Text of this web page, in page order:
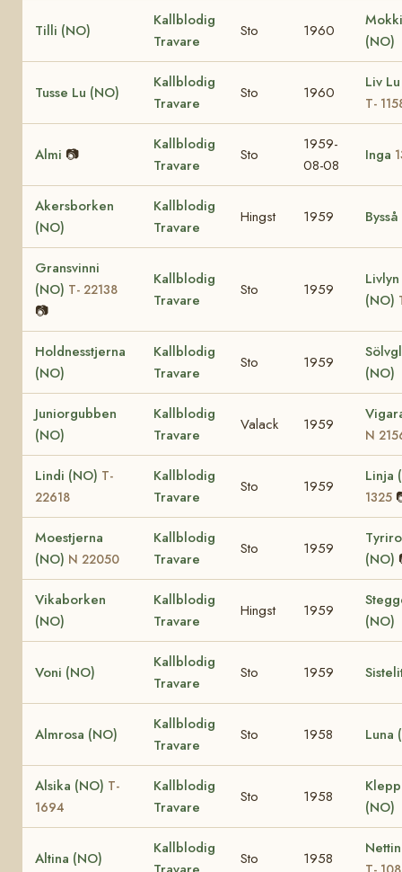
Tilli (NO)
Kallblodig
Travare
Sto 1960
(NO)
Tusse Lu (NO)
Kallblodig
Travare
Sto 1960
Liv
T-
Almi 📷
Kallblodig
Travare
Sto
1959-
08-08
Inga
Akersborken
(NO)
Kallblodig
Travare
Hingst 1959
Gransvinni
(NO) T- 22138
📷
Kallblodig
Travare
Sto 1959
(NO)
Holdnesstjerna
(NO)
Kallblodig
Travare
Sto 1959
(NO)
Juniorgubben
(NO)
Kallblodig
Travare
Valack 1959
N
Lindi (NO) T-
22618
Kallblodig
Travare
Sto 1959
Linja
1325
Moestjerna
(NO) N 22050
Kallblodig
Travare
Sto 1959
(NO)
Vikaborken
(NO)
Kallblodig
Travare
Hingst 1959
(NO)
Voni (NO)
Kallblodig
Travare
Sto 1959
Almrosa (NO)
Kallblodig
Travare
Sto 1958 Luna
Alsika (NO) T-
1694
Kallblodig
Travare
Sto 1958
(NO)
Altina (NO)
Kallblodig
Sto 1958